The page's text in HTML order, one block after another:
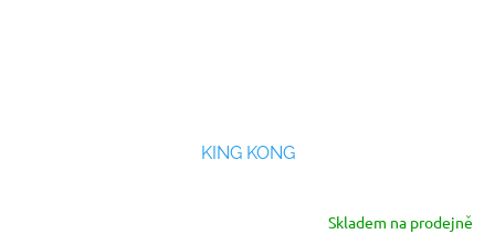
KING KONG
Skladem na prodejně